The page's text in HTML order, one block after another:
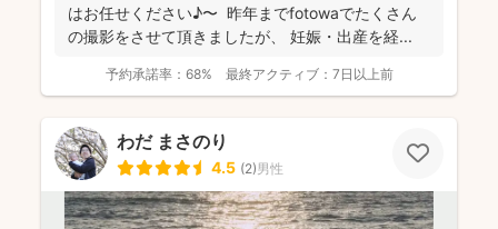
はお任せください♪〜 昨年までfotowaでたくさん
の撮影をさせて頂きましたが、 妊娠・出産を経...
予約承諾率： 68% 最終アクティブ： 7日以上前
わだ まさのり
4.5 (2)男性